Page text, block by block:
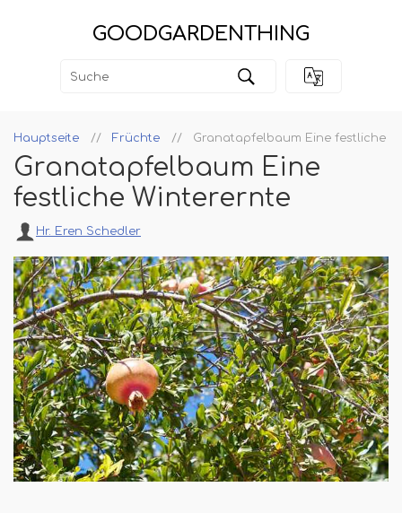
GOODGARDENTHING
Hauptseite Früchte Granatapfelbaum Eine festliche
Granatapfelbaum Eine
festliche Winterernte
Hr. Eren Schedler